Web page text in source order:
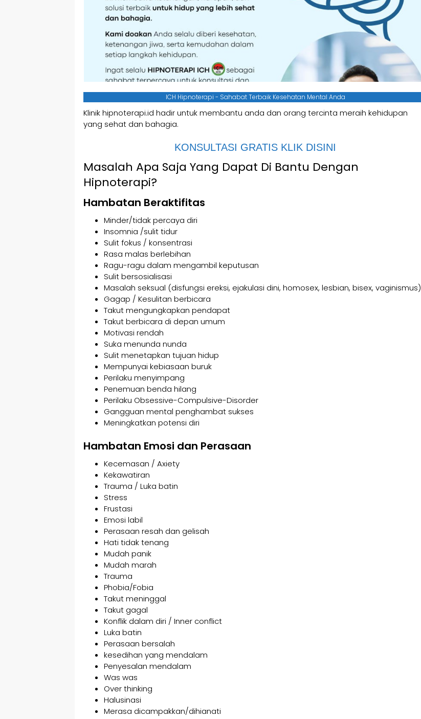
ICH Hipnoterapi - Sahabat Terbaik Kesehatan Mental Anda
Klinik hipnoterapi.id hadir untuk membantu anda dan orang tercinta meraih kehidupan
yang sehat dan bahagia.
KONSULTASI GRATIS KLIK DISINI
Masalah Apa Saja Yang Dapat Di Bantu Dengan
Hipnoterapi?
Hambatan Beraktifitas
Minder/tidak percaya diri
Insomnia /sulit tidur
Sulit fokus / konsentrasi
Rasa malas berlebihan
Ragu-ragu dalam mengambil keputusan
Sulit bersosialisasi
Masalah seksual (disfungsi ereksi, ejakulasi dini, homosex, lesbian, bisex, vaginismus)
Gagap / Kesulitan berbicara
Takut mengungkapkan pendapat
Takut berbicara di depan umum
Motivasi rendah
Suka menunda nunda
Sulit menetapkan tujuan hidup
Mempunyai kebiasaan buruk
Perilaku menyimpang
Penemuan benda hilang
Perilaku Obsessive-Compulsive-Disorder
Gangguan mental penghambat sukses
Meningkatkan potensi diri
Hambatan Emosi dan Perasaan
Kecemasan / Axiety
Kekawatiran
Trauma / Luka batin
Stress
Frustasi
Emosi labil
Perasaan resah dan gelisah
Hati tidak tenang
Mudah panik
Mudah marah
Trauma
Phobia/Fobia
Takut meninggal
Takut gagal
Konflik dalam diri / Inner conflict
Luka batin
Perasaan bersalah
kesedihan yang mendalam
Penyesalan mendalam
Was was
Over thinking
Halusinasi
Merasa dicampakkan/dihianati